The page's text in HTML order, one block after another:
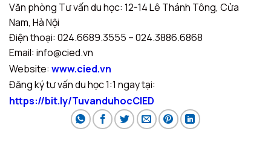
Văn phòng Tư vấn du học: 12-14 Lê Thánh Tông, Cửa
Nam, Hà Nội
Điện thoại: 024.6689.3555 – 024.3886.6868
Email: info@cied.vn
Website: www.cied.vn
Đăng ký tư vấn du học 1:1 ngay tại:
https://bit.ly/TuvanduhocCIED